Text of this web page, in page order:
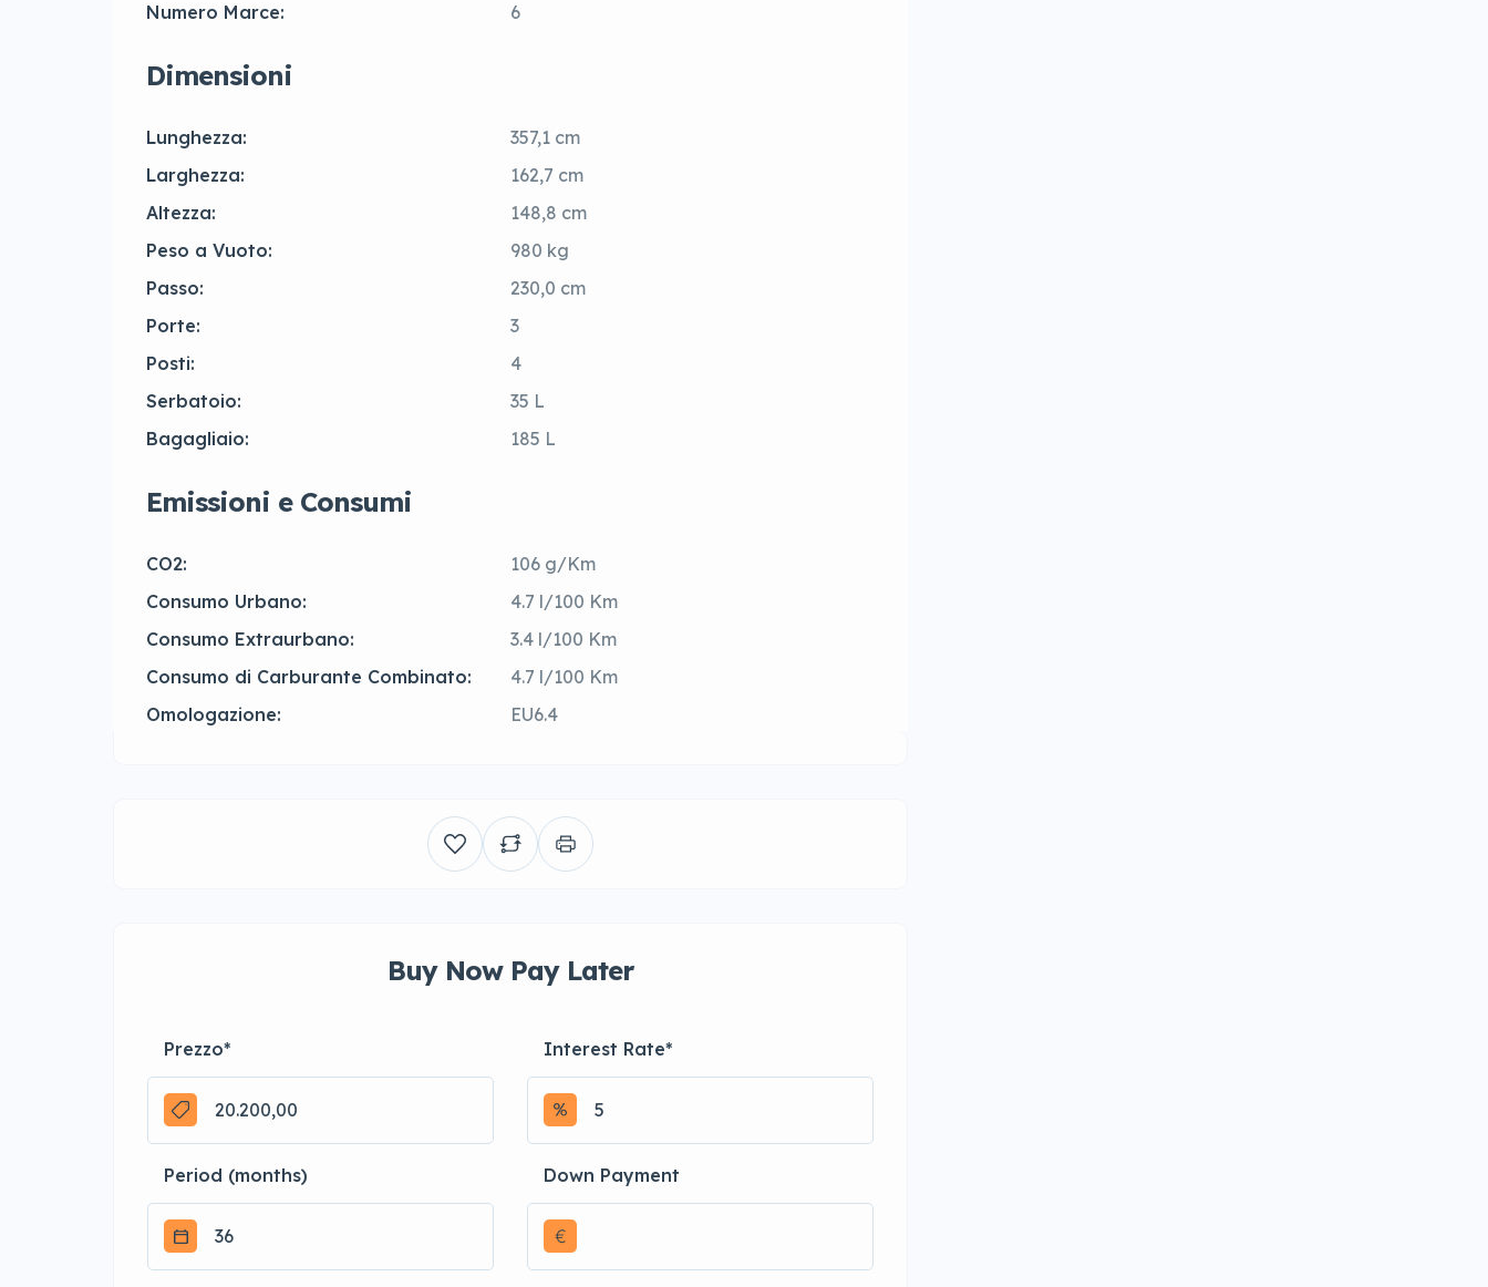
Numero Marce:
6
Dimensioni
Lunghezza:
357,1 cm
Larghezza:
162,7 cm
Altezza:
148,8 cm
Peso a Vuoto:
980 kg
Passo:
230,0 cm
Porte:
3
Posti:
4
Serbatoio:
35 L
Bagagliaio:
185 L
Emissioni e Consumi
CO2:
106 g/Km
Consumo Urbano:
4.7 l/100 Km
Consumo Extraurbano:
3.4 l/100 Km
Consumo di Carburante Combinato:
4.7 l/100 Km
Omologazione:
EU6.4
Buy Now Pay Later
Prezzo* Interest Rate*
Period (months) Down Payment
€